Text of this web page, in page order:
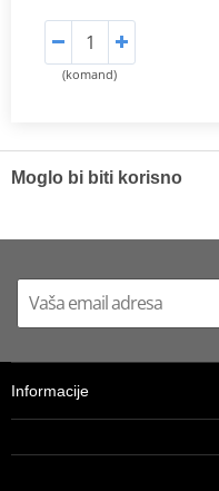
(komand)
Moglo bi biti korisno
Informacije